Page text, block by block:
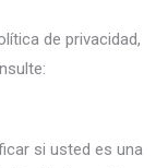
de privacidad,
si usted es una